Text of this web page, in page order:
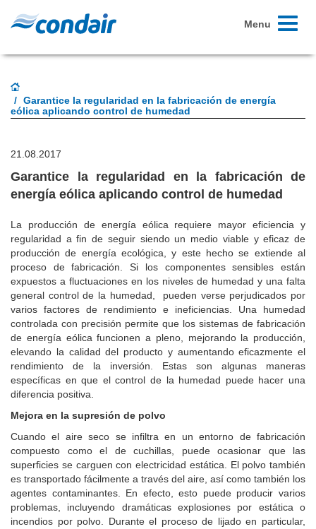
Toggle
Menu
Garantice la regularidad en la fabricación de energía
eólica aplicando control de humedad
21.08.2017
Garantice la regularidad en la fabricación de
energía eólica aplicando control de humedad
La producción de energía eólica requiere mayor eficiencia y
regularidad a fin de seguir siendo un medio viable y eficaz de
producción de energía ecológica, y este hecho se extiende al
proceso de fabricación. Si los componentes sensibles están
expuestos a fluctuaciones en los niveles de humedad y una falta
general control de la humedad, pueden verse perjudicados por
varios factores de rendimiento e ineficiencias. Una humedad
controlada con precisión permite que los sistemas de fabricación
de energía eólica funcionen a pleno, mejorando la producción,
elevando la calidad del producto y aumentando eficazmente el
rendimiento de la inversión. Estas son algunas maneras
específicas en que el control de la humedad puede hacer una
diferencia positiva.
Mejora en la supresión de polvo
Cuando el aire seco se infiltra en un entorno de fabricación
compuesto como el de cuchillas, puede ocasionar que las
superficies se carguen con electricidad estática. El polvo también
es transportado fácilmente a través del aire, así como también los
agentes contaminantes. En efecto, esto puede producir varios
problemas, incluyendo dramáticas explosiones por estática o
incendios por polvo. Durante el proceso de lijado en particular,